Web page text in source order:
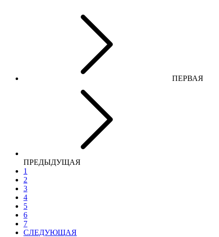
ПЕРВАЯ
ПРЕДЫДУЩАЯ
1
2
3
4
5
6
7
СЛЕДУЮЩАЯ